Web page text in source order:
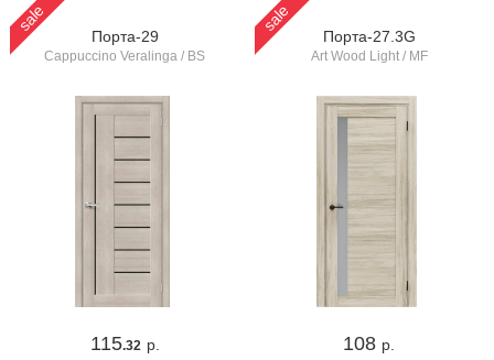
sale
Порта-29
Cappuccino Veralinga / BS
115.32 р.
sale
Порта-27.3G
Art Wood Light / MF
108 р.